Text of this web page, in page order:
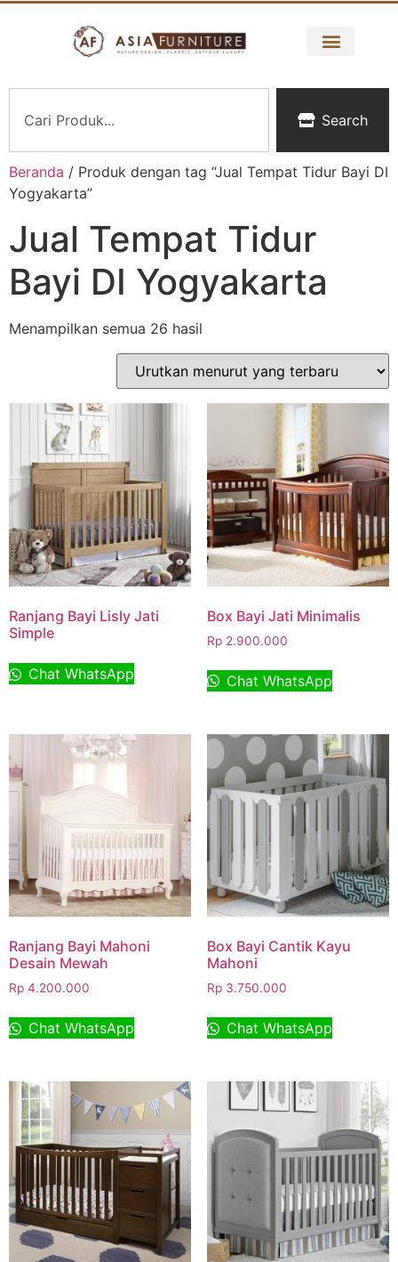
Search
Beranda / Produk dengan tag “Jual Tempat Tidur Bayi DI
Yogyakarta”
Jual Tempat Tidur
Bayi DI Yogyakarta
Menampilkan semua 26 hasil
Ranjang Bayi Lisly Jati
Simple
Chat WhatsApp
Box Bayi Jati Minimalis
Rp2.900.000
Chat WhatsApp
Ranjang Bayi Mahoni
Desain Mewah
Rp 4.200.000
Chat WhatsApp
Box Bayi Cantik Kayu
Mahoni
Rp3.750.000
Chat WhatsApp